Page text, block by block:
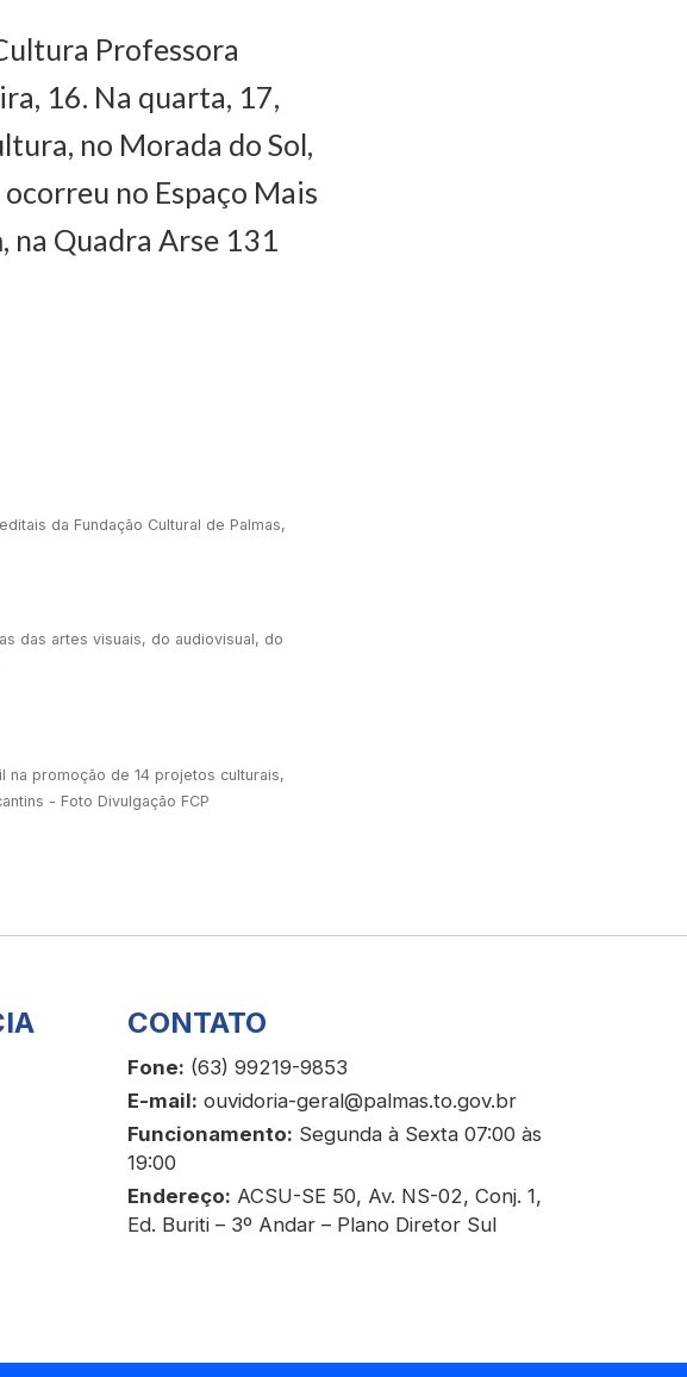
Professora
16. Na quarta, 17,
no Morada do Sol,
no Espaço Mais
na Quadra Arse 131
da Fundação Cultural de Palmas,
das artes visuais, do audiovisual, do
na promoção de 14 projetos culturais,
- Foto Divulgação FCP
CONTATO
Fone: (63) 99219-9853
E-mail: ouvidoria-geral@palmas.to.gov.br
Funcionamento: Segunda à Sexta 07:00 às
19:00
Endereço: ACSU-SE 50, Av. NS-02, Conj. 1,
Ed. Buriti – 3º Andar – Plano Diretor Sul